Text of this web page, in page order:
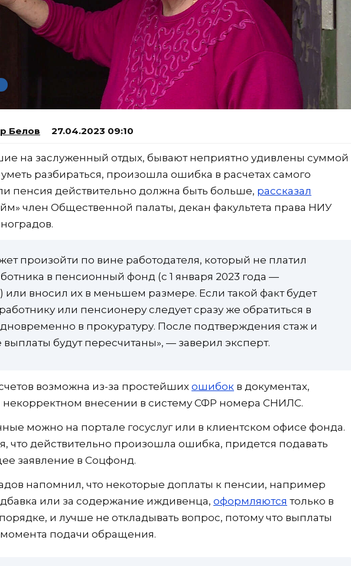
Белов 27.04.2023 09:10
на заслуженный отдых, бывают неприятно удивлены суммой
разбираться, произошла ошибка в расчетах самого
пенсия действительно должна быть больше, рассказал
член Общественной палаты, декан факультета права НИУ
произойти по вине работодателя, который не платил
в пенсионный фонд (с 1 января 2023 года —
или вносил их в меньшем размере. Если такой факт будет
или пенсионеру следует сразу же обратиться в
в прокуратуру. После подтверждения стаж и
будут пересчитаны», — заверил эксперт.
возможна из-за простейшихошибок в документах,
внесении в систему СФР номера СНИЛС.
можно на портале госуслуг или в клиентском офисе фонда.
что действительно произошла ошибка, придется подавать
заявление в Соцфонд.
напомнил, что некоторые доплаты к пенсии, например
или за содержание иждивенца, оформляются только в
и лучше не откладывать вопрос, потому что выплаты
момента подачи обращения.